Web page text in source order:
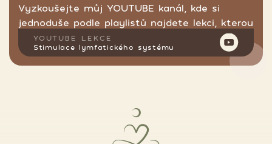
Vyzkoušejte můj YOUTUBE kanál, kde si
jednoduše podle playlistů najdete lekci, kterou
hledáte.
YOUTUBE LEKCE
Stimulace lymfatického systému